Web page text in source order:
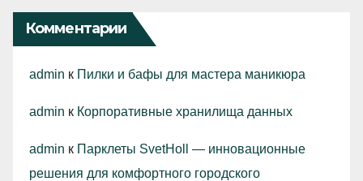
Комментарии
admin к Пилки и бафы для мастера маникюра
admin к Корпоративные хранилища данных
admin к Парклеты SvetHoll — инновационные
решения для комфортного городского